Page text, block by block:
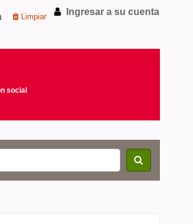
Limpiar Ingresar a su cuenta
social